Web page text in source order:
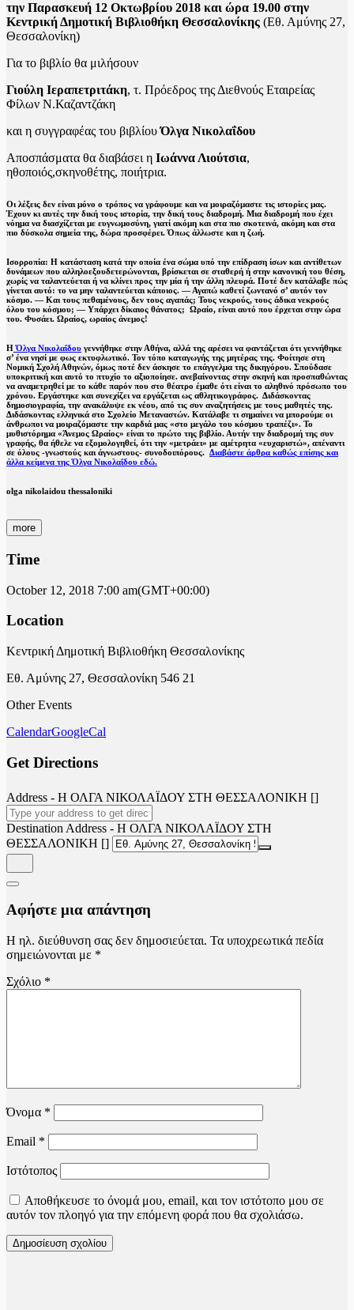
την Παρασκευή 12 Οκτωβρίου 2018 και ώρα 19.00 στην
Κεντρική Δημοτική Βιβλιοθήκη Θεσσαλονίκης (Εθ. Αμύνης 27,
Θεσσαλονίκη)
Για το βιβλίο θα μιλήσουν
Γιούλη Ιεραπετριτάκη, τ. Πρόεδρος της Διεθνούς Εταιρείας
Φίλων Ν.Καζαντζάκη
και η συγγραφέας του βιβλίουΌλγα Νικολαΐδου
Αποσπάσματα θα διαβάσει η Ιωάννα Λιούτσια,
ηθοποιός,σκηνοθέτης, ποιήτρια.
Οι λέξεις δεν είναι μόνο ο τρόπος να γράφουμε και να μοιραζόμαστε τις ιστορίες μας.
Έχουν κι αυτές την δική τους ιστορία, την δική τους διαδρομή. Μια διαδρομή που έχει
νόημα να διασχίζεται με ευγνωμοσύνη, γιατί ακόμη και στα πιο σκοτεινά, ακόμη και στα
πιο δύσκολα σημεία της, δώρα προσφέρει. Όπως άλλωστε και η ζωή.
Ισορροπία: Η κατάσταση κατά την οποία ένα σώμα υπό την επίδραση ίσων και αντίθετων
δυνάμεων που αλληλοεξουδετερώνονται, βρίσκεται σε σταθερή ή στην κανονική του θέση,
χωρίς να ταλαντεύεται ή να κλίνει προς την μία ή την άλλη πλευρά. Ποτέ δεν κατάλαβε πώς
γίνεται αυτό: το να μην ταλαντεύεται κάποιος. ― Αγαπώ καθετί ζωντανό σ’ αυτόν τον
κόσμο. ― Και τους πεθαμένους, δεν τους αγαπάς; Τους νεκρούς, τους άδικα νεκρούς
όλου του κόσμου; ― Υπάρχει δίκαιος θάνατος; Ωραίο, είναι αυτό που έρχεται στην ώρα
του. Φυσάει. Ωραίος, ωραίος άνεμος!
ΗΌλγα Νικολαΐδου γεννήθηκε στην Αθήνα, αλλά της αρέσει να φαντάζεται ότι γεννήθηκε
σ’ ένα νησί με φως εκτυφλωτικό. Τον τόπο καταγωγής της μητέρας της. Φοίτησε στη
Νομική Σχολή Αθηνών, όμως ποτέ δεν άσκησε το επάγγελμα της δικηγόρου. Σπούδασε
υποκριτική και αυτό το πτυχίο το αξιοποίησε. ανεβαίνοντας στην σκηνή και προσπαθώντας
να αναμετρηθεί με το κάθε παρόν που στο θέατρο έμαθε ότι είναι το αληθινό πρόσωπο του
χρόνου. Εργάστηκε και συνεχίζει να εργάζεται ως αθλητικογράφος. Διδάσκοντας
δημοσιογραφία, την ανακάλυψε εκ νέου, από τις συν αναζητήσεις με τους μαθητές της.
Διδάσκοντας ελληνικά στο Σχολείο Μεταναστών. Κατάλαβε τι σημαίνει να μπορούμε οι
άνθρωποι να μοιραζόμαστε την καρδιά μας «στο μεγάλο του κόσμου τραπέζι». Το
μυθιστόρημα «Άνεμος Ωραίος» είναι το πρώτο της βιβλίο. Αυτήν την διαδρομή της συν
γραφής, θα ήθελε να εξομολογηθεί, ότι την «μετράει» με αμέτρητα «ευχαριστώ», απέναντι
σε όλους -γνωστούς και άγνωστους- συνοδοιπόρους. Διαβάστε άρθρα καθώς επίσης και
άλλα κείμενα της Όλγα Νικολαΐδου εδώ.
olga nikolaidou thessaloniki
more
Time
October 12, 2018 7:00 am(GMT+00:00)
Location
Κεντρική Δημοτική Βιβλιοθήκη Θεσσαλονίκης
Εθ. Αμύνης 27, Θεσσαλονίκη 546 21
Other Events
CalendarGoogleCal
Get Directions
Address - Η ΟΛΓΑ ΝΙΚΟΛΑΪΔΟΥ ΣΤΗ ΘΕΣΣΑΛΟΝΙΚΗ []
Destination Address - Η ΟΛΓΑ ΝΙΚΟΛΑΪΔΟΥ ΣΤΗ
ΘΕΣΣΑΛΟΝΙΚΗ []
Αφήστε μια απάντηση
Η ηλ. διεύθυνση σας δεν δημοσιεύεται. Τα υποχρεωτικά πεδία
σημειώνονται με *
Σχόλιο *
Όνομα *
Email *
Ιστότοπος
Αποθήκευσε το όνομά μου, email, και τον ιστότοπο μου σε
αυτόν τον πλοηγό για την επόμενη φορά που θα σχολιάσω.